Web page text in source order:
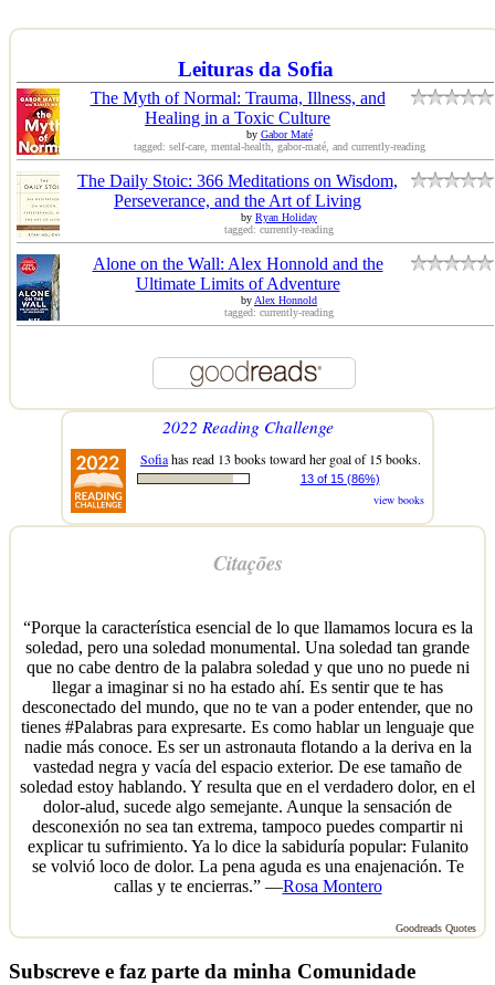
Leituras da Sofia
The Myth of Normal: Trauma, Illness, and
Healing in a Toxic Culture
by Gabor Maté
tagged: self-care, mental-health, gabor-maté, and currently-reading
The Daily Stoic: 366 Meditations on Wisdom,
Perseverance, and the Art of Living
by Ryan Holiday
tagged: currently-reading
Alone on the Wall: Alex Honnold and the
Ultimate Limits of Adventure
byAlex Honnold
tagged: currently-reading
2022 Reading Challenge
Sofiahas read 13 books toward her goal of 15 books.
13 of 15 (86%)
view books
Citações
“Porque la característica esencial de lo que llamamos locura es la
soledad, pero una soledad monumental. Una soledad tan grande
que no cabe dentro de la palabra soledad y que uno no puede ni
llegar a imaginar si no ha estado ahí. Es sentir que te has
desconectado del mundo, que no te van a poder entender, que no
tienes #Palabras para expresarte. Es como hablar un lenguaje que
nadie más conoce. Es ser un astronauta flotando a la deriva en la
vastedad negra y vacía del espacio exterior. De ese tamaño de
soledad estoy hablando. Y resulta que en el verdadero dolor, en el
dolor-alud, sucede algo semejante. Aunque la sensación de
desconexión no sea tan extrema, tampoco puedes compartir ni
explicar tu sufrimiento. Ya lo dice la sabiduría popular: Fulanito
se volvió loco de dolor. La pena aguda es una enajenación. Te
callas y te encierras.” —Rosa Montero
Goodreads Quotes
Subscreve e faz parte da minha Comunidade